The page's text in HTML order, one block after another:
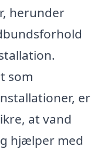
herunder
som
er
at vand
hjælper med